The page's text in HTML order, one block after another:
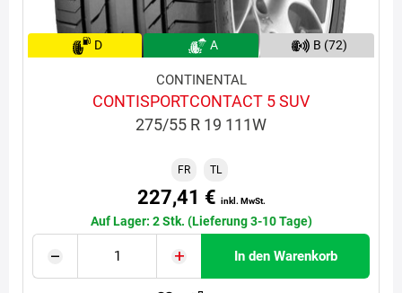
D A B (72)
CONTINENTAL
CONTISPORTCONTACT 5 SUV
275/55 R 19 111W
FR TL
227,41 € inkl. MwSt.
Auf Lager: 2 Stk. (Lieferung 3-10 Tage)
In den Warenkorb